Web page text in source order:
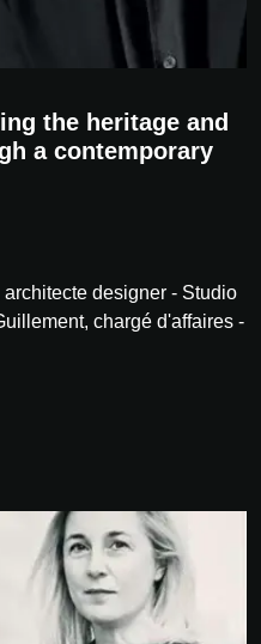
the heritage and
a contemporary
designer - Studio
chargé d'affaires -